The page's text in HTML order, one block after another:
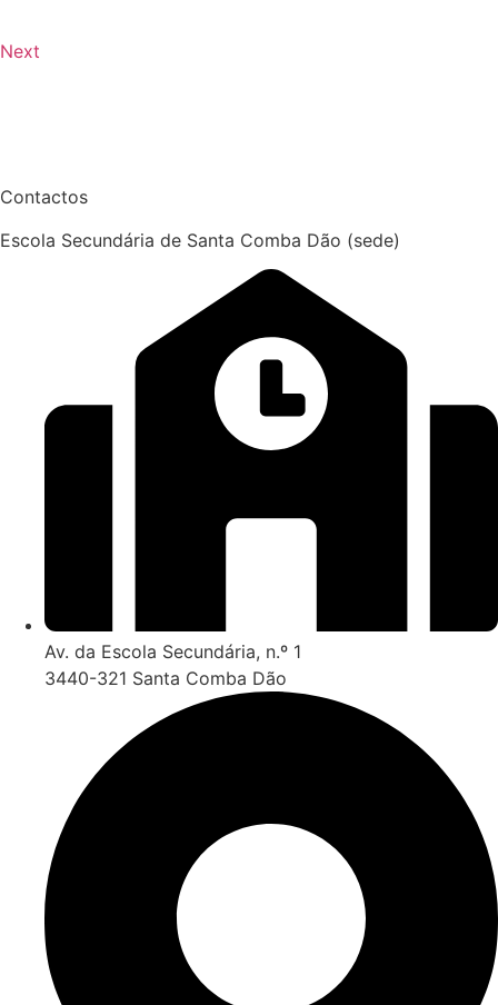
Next
Contactos
Escola Secundária de Santa Comba Dão (sede)
Av. da Escola Secundária, n.º 1
3440-321 Santa Comba Dão